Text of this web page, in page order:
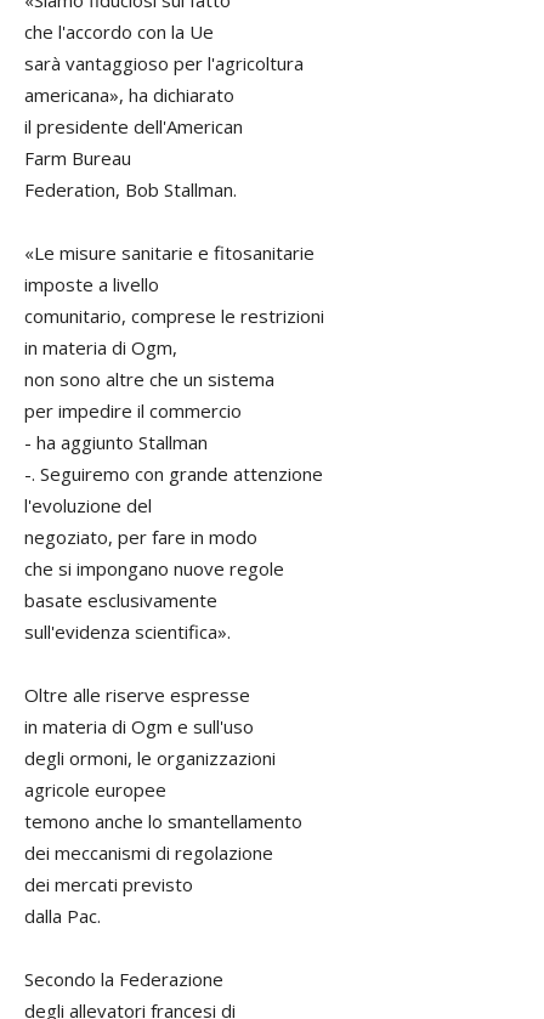
che l'accordo con la Ue
sarà vantaggioso per l'agricoltura
americana», ha dichiarato
il presidente dell'American
Farm Bureau
Federation, Bob Stallman.
«Le misure sanitarie e fitosanitarie
imposte a livello
comunitario, comprese le restrizioni
in materia di Ogm,
non sono altre che un sistema
per impedire il commercio
- ha aggiunto Stallman
-. Seguiremo con grande attenzione
l'evoluzione del
negoziato, per fare in modo
che si impongano nuove regole
basate esclusivamente
sull'evidenza scientifica».
Oltre alle riserve espresse
in materia di Ogm e sull'uso
degli ormoni, le organizzazioni
agricole europee
temono anche lo smantellamento
dei meccanismi di regolazione
dei mercati previsto
dalla Pac.
Secondo la Federazione
degli allevatori francesi di